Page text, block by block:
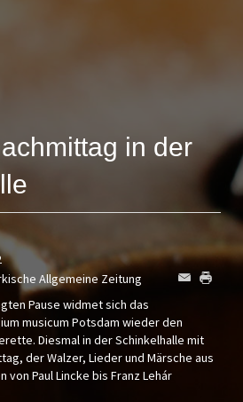
in der
Allgemeine Zeitung
Pause widmet sich das
musicum Potsdam wieder den
Diesmal in der Schinkelhalle mit
der Walzer, Lieder und Märsche aus
Paul Lincke bis Franz Lehár